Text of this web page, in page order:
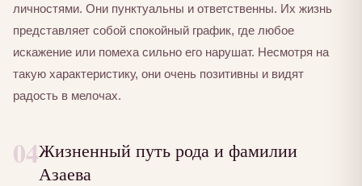
личностями. Они пунктуальны и ответственны. Их жизнь
представляет собой спокойный график, где любое
искажение или помеха сильно его нарушат. Несмотря на
такую характеристику, они очень позитивны и видят
радость в мелочах.
04Жизненный путь рода и фамилии
Азаева